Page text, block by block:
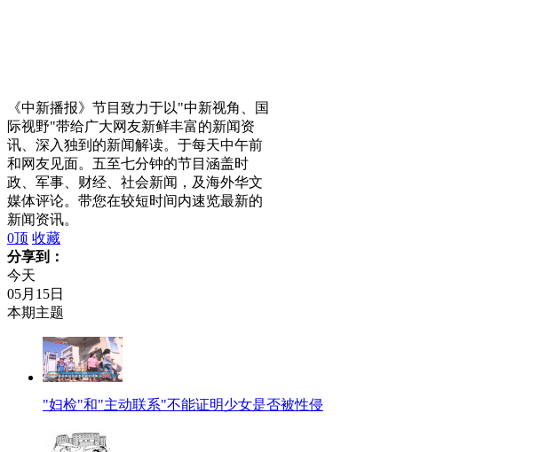
《中新播报》节目致力于以"中新视角、国
际视野"带给广大网友新鲜丰富的新闻资
讯、深入独到的新闻解读。于每天中午前
和网友见面。五至七分钟的节目涵盖时
政、军事、财经、社会新闻，及海外华文
媒体评论。带您在较短时间内速览最新的
新闻资讯。
0顶 收藏
分享到：
今天
05月15日
本期主题
"妇检"和"主动联系"不能证明少女是否被性侵